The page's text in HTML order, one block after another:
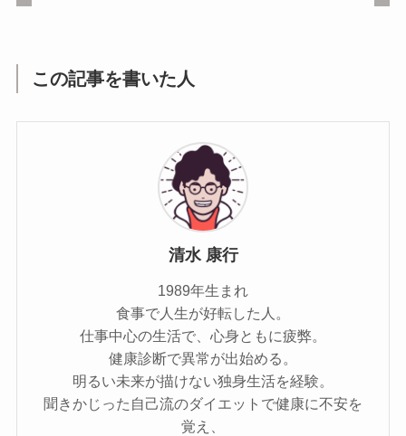
この記事を書いた人
清水 康行
1989年生まれ
食事で人生が好転した人。
仕事中心の生活で、心身ともに疲弊。
健康診断で異常が出始める。
明るい未来が描けない独身生活を経験。
聞きかじった自己流のダイエットで健康に不安を
覚え、